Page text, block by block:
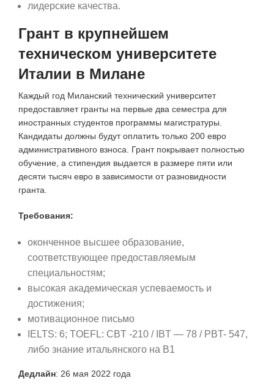
лидерские качества.
Грант в крупнейшем
техническом университете
Италии в Милане
Каждый год Миланский технический университет
предоставляет гранты на первые два семестра для
иностранных студентов программы магистратуры.
Кандидаты должны будут оплатить только 200 евро
административного взноса. Грант покрывает полностью
обучение, а стипендия выдается в размере пяти или
десяти тысяч евро в зависимости от разновидности
гранта.
Требования:
оконченное высшее образование,
соответствующее предоставляемым
специальностям;
высокая академическая успеваемость и
достижения;
мотивационное письмо
IELTS: 6; TOEFL: CBT -210 / IBT — 78 / PBT- 547,
либо знание итальянского на B1
Дедлайн: 26 мая 2022 года